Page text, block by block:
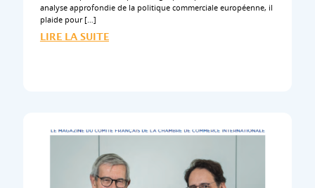
analyse approfondie de la politique commerciale européenne, il
plaide pour […]
LIRE LA SUITE